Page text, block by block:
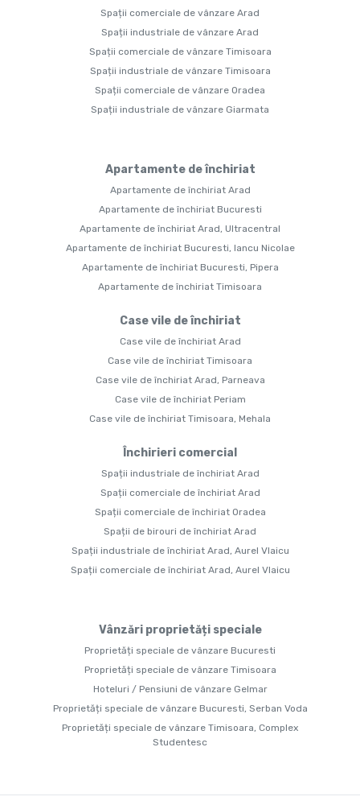
Spații comerciale de vânzare Arad
Spații industriale de vânzare Arad
Spații comerciale de vânzare Timisoara
Spații industriale de vânzare Timisoara
Spații comerciale de vânzare Oradea
Spații industriale de vânzare Giarmata
Apartamente de închiriat
Apartamente de închiriat Arad
Apartamente de închiriat Bucuresti
Apartamente de închiriat Arad, Ultracentral
Apartamente de închiriat Bucuresti, Iancu Nicolae
Apartamente de închiriat Bucuresti, Pipera
Apartamente de închiriat Timisoara
Case vile de închiriat
Case vile de închiriat Arad
Case vile de închiriat Timisoara
Case vile de închiriat Arad, Parneava
Case vile de închiriat Periam
Case vile de închiriat Timisoara, Mehala
Închirieri comercial
Spații industriale de închiriat Arad
Spații comerciale de închiriat Arad
Spații comerciale de închiriat Oradea
Spații de birouri de închiriat Arad
Spații industriale de închiriat Arad, Aurel Vlaicu
Spații comerciale de închiriat Arad, Aurel Vlaicu
Vânzări proprietăți speciale
Proprietăți speciale de vânzare Bucuresti
Proprietăți speciale de vânzare Timisoara
Hoteluri / Pensiuni de vânzare Gelmar
Proprietăți speciale de vânzare Bucuresti, Serban Voda
Proprietăți speciale de vânzare Timisoara, Complex
Studentesc